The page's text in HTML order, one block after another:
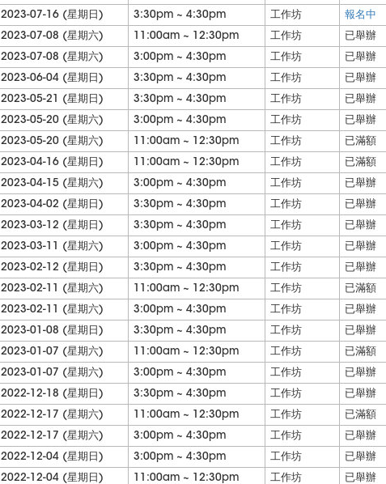
2023-07-16 (星期日) 3:30pm ~ 4:30pm 工作坊
報名中
2023-07-08 (星期六) 11:00am ~ 12:30pm 工作坊
已舉辦
2023-07-08 (星期六) 3:00pm ~ 4:30pm 工作坊
已舉辦
2023-06-04 (星期日) 3:30pm ~ 4:30pm 工作坊
已舉辦
2023-05-21 (星期日) 3:30pm ~ 4:30pm 工作坊
已舉辦
2023-05-20 (星期六) 3:00pm ~ 4:30pm 工作坊
已舉辦
2023-05-20 (星期六) 11:00am ~ 12:30pm 工作坊
已滿額
2023-04-16 (星期日) 11:00am ~ 12:30pm 工作坊
已滿額
2023-04-15 (星期六) 3:00pm ~ 4:30pm 工作坊
已舉辦
2023-04-02 (星期日) 3:30pm ~ 4:30pm 工作坊
已舉辦
2023-03-12 (星期日) 3:30pm ~ 4:30pm 工作坊
已舉辦
2023-03-11 (星期六) 3:00pm ~ 4:30pm 工作坊
已舉辦
2023-02-12 (星期日) 3:30pm ~ 4:30pm 工作坊
已舉辦
2023-02-11 (星期六) 11:00am ~ 12:30pm 工作坊
已滿額
2023-02-11 (星期六) 3:00pm ~ 4:30pm 工作坊
已舉辦
2023-01-08 (星期日) 3:30pm ~ 4:30pm 工作坊
已舉辦
2023-01-07 (星期六) 11:00am ~ 12:30pm 工作坊
已滿額
2023-01-07 (星期六) 3:00pm ~ 4:30pm 工作坊
已舉辦
2022-12-18 (星期日) 3:30pm ~ 4:30pm 工作坊
已舉辦
2022-12-17 (星期六) 11:00am ~ 12:30pm 工作坊
已滿額
2022-12-17 (星期六) 3:00pm ~ 4:30pm 工作坊
已舉辦
2022-12-04 (星期日) 3:00pm ~ 4:30pm 工作坊
已舉辦
2022-12-04 (星期日) 11:00am ~ 12:30pm 工作坊
已舉辦